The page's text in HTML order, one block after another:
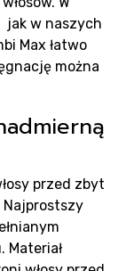
jak w naszych
Max łatwo
można
przed zbyt
Najprostszy
Materiał